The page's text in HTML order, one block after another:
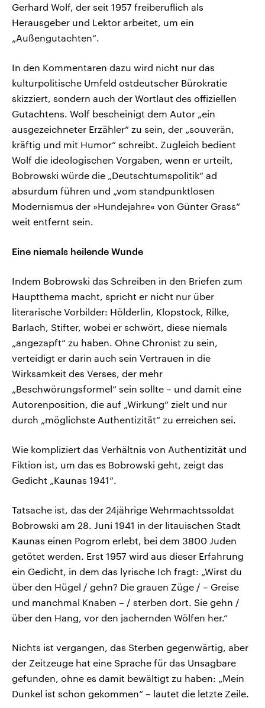
Gerhard Wolf, der seit 1957 freiberuflich als
Herausgeber und Lektor arbeitet, um ein
„Außengutachten“.
In den Kommentaren dazu wird nicht nur das
kulturpolitische Umfeld ostdeutscher Bürokratie
skizziert, sondern auch der Wortlaut des offiziellen
Gutachtens. Wolf bescheinigt dem Autor „ein
ausgezeichneter Erzähler“ zu sein, der „souverän,
kräftig und mit Humor“ schreibt. Zugleich bedient
Wolf die ideologischen Vorgaben, wenn er urteilt,
Bobrowski würde die „Deutschtumspolitik“ ad
absurdum führen und „vom standpunktlosen
Modernismus der »Hundejahre« von Günter Grass“
weit entfernt sein.
Eine niemals heilende Wunde
Indem Bobrowski das Schreiben in den Briefen zum
Hauptthema macht, spricht er nicht nur über
literarische Vorbilder: Hölderlin, Klopstock, Rilke,
Barlach, Stifter, wobei er schwört, diese niemals
„angezapft“ zu haben. Ohne Chronist zu sein,
verteidigt er darin auch sein Vertrauen in die
Wirksamkeit des Verses, der mehr
„Beschwörungsformel“ sein sollte – und damit eine
Autorenposition, die auf „Wirkung“ zielt und nur
durch „möglichste Authentizität“ zu erreichen sei.
Wie kompliziert das Verhältnis von Authentizität und
Fiktion ist, um das es Bobrowski geht, zeigt das
Gedicht „Kaunas 1941“.
Tatsache ist, das der 24jährige Wehrmachtssoldat
Bobrowski am 28. Juni 1941 in der litauischen Stadt
Kaunas einen Pogrom erlebt, bei dem 3800 Juden
getötet werden. Erst 1957 wird aus dieser Erfahrung
ein Gedicht, in dem das lyrische Ich fragt: „Wirst du
über den Hügel / gehn? Die grauen Züge / – Greise
und manchmal Knaben – / sterben dort. Sie gehn /
über den Hang, vor den jachernden Wölfen her.“
Nichts ist vergangen, das Sterben gegenwärtig, aber
der Zeitzeuge hat eine Sprache für das Unsagbare
gefunden, ohne es damit bewältigt zu haben: „Mein
Dunkel ist schon gekommen“ – lautet die letzte Zeile.